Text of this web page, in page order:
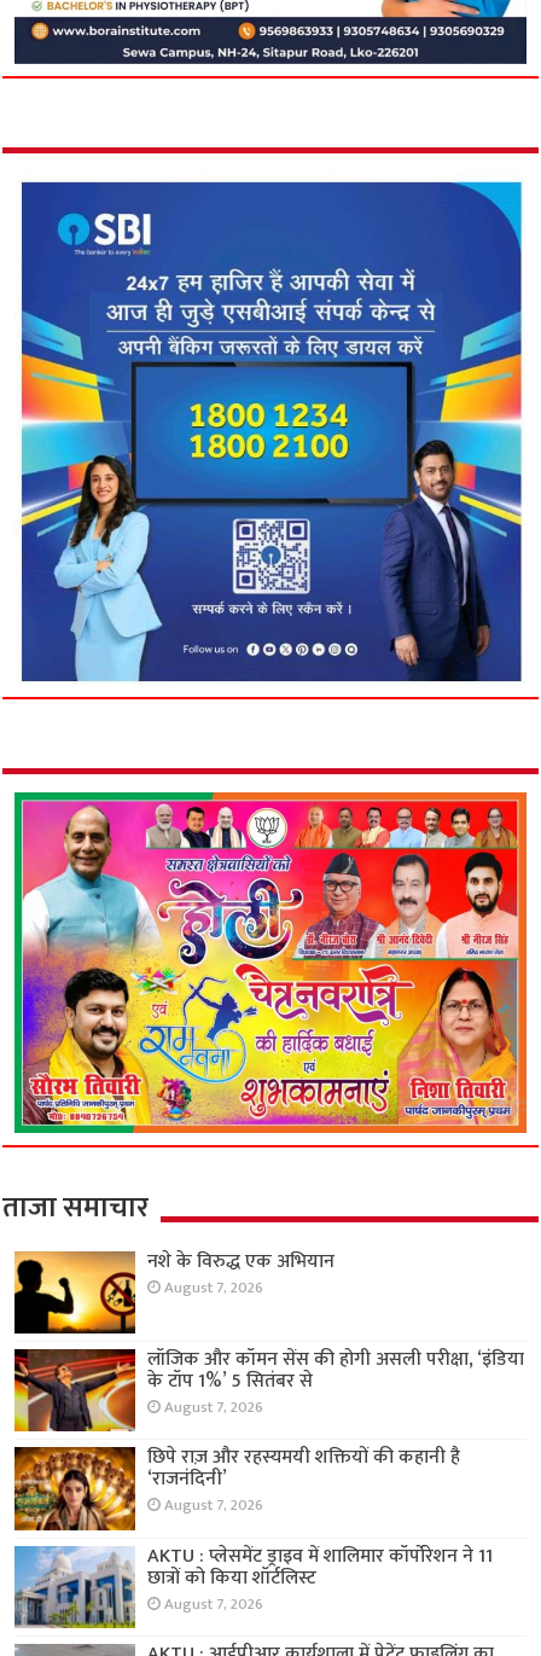
ताजा समाचार
नशे के विरुद्ध एक अभियान
August 7, 2026
लॉजिक और कॉमन सेंस की होगी असली परीक्षा, ‘इंडिया
के टॉप 1%’ 5 सितंबर से
August 7, 2026
छिपे राज़ और रहस्यमयी शक्तियों की कहानी है
‘राजनंदिनी’
August 7, 2026
AKTU : प्लेसमेंट ड्राइव में शालिमार कॉर्पोरेशन ने 11
छात्रों को किया शॉर्टलिस्ट
August 7, 2026